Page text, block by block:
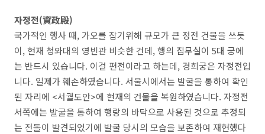
자정전(資政殿)
국가적인 행사 때, 가오를 잡기위해 규모가 큰 정전 건물을 쓰듯
이, 현재 청와대의 영빈관 비슷한 건데, 행의 집무실이 5대 궁에
는 반드시 있습니다. 이걸 편전이라고 하는데, 경희궁은 자정전입
니다. 일제가 훼손하였습니다. 서울시에서는 발굴을 통하여 확인
된 자리에 <서궐도안>에 현재의 건물을 복원하였습니다. 자정전
서쪽에는 발굴을 통하여 행랑의 바닥으로 사용된 것으로 추정되
는 전돌이 발견되었기에 발굴 당시의 모습을 보존하여 재현했다